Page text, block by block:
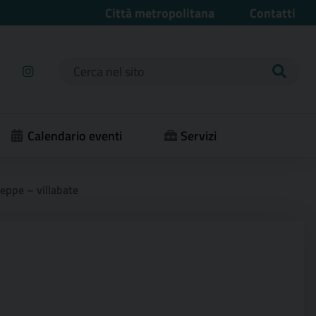
Città metropolitana Contatti
Ricerca per:
Calendario eventi Servizi